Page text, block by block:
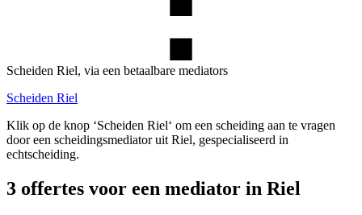
Scheiden Riel, via een betaalbare mediators
Scheiden Riel
Klik op de knop ‘Scheiden Riel‘ om een scheiding aan te vragen
door een scheidingsmediator uit Riel, gespecialiseerd in
echtscheiding.
3 offertes voor een mediator in Riel